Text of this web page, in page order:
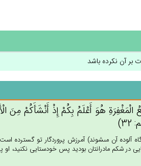
آن نكرده باشد
الْمَغْفِرَة‌ِ هُوَ أَعْلَم‌ُ بِكُم‌ْ إِذْ أَنْشَأَكُمْ‌ مِن‌َ
آلوده آن مى‏شوند) آمرزش پروردگار تو گسترده
در شكم مادرانتان بوديد پس خودستايى نكنيد، او